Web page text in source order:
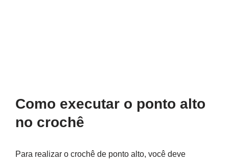
Como executar o ponto alto
no crochê
Para realizar o crochê de ponto alto, você deve